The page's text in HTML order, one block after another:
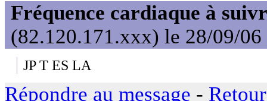
Fréquence cardiaque à
(82.120.171.xxx) le 28/09/06
JP T ES LA
Répondre au message -